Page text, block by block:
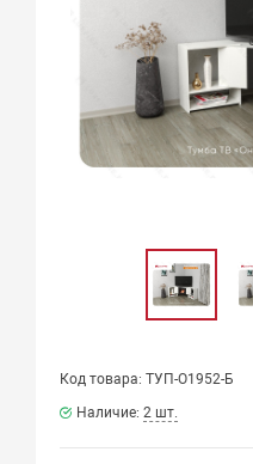
Код товара: ТУП-О1952-Б
Наличие:2 шт.